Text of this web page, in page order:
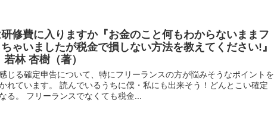
研修費に入りますか『お金のこと何もわからないままフ
ゃいましたが税金で損しない方法を教えてください!』
林 杏樹（著）
じる確定申告について、特にフリーランスの方が悩みそうなポイントを
れています。 読んでいるうちに僕・私にも出来そう！どんとこい確定
る。 フリーランスでなくても税金...